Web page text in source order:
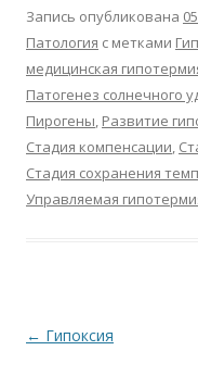
e
b
o
o
k
itt
er
at
s
A
p
p
Запись опубликована
Патология с метками
медицинская
Патогенез солнечного
Пирогены, Развитие
Стадия компенсации,
Стадия сохранения
Управляемая
Навигация
← Гипоксия